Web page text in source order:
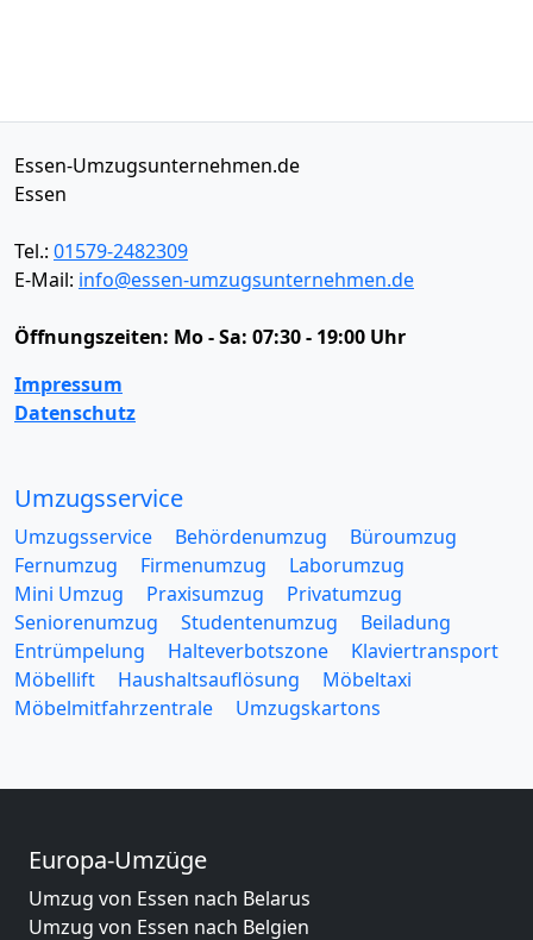
Essen-Umzugsunternehmen.de
Essen
Tel.: 01579-2482309
E-Mail: info@essen-umzugsunternehmen.de
Öffnungszeiten: Mo - Sa: 07:30 - 19:00 Uhr
Impressum
Datenschutz
Umzugsservice
Umzugsservice Behördenumzug
Büroumzug
Fernumzug
Firmenumzug
Laborumzug
Mini Umzug
Praxisumzug
Privatumzug
Seniorenumzug
Studentenumzug
Beiladung
Entrümpelung
Halteverbotszone
Klaviertransport
Möbellift
Haushaltsauflösung
Möbeltaxi
Möbelmitfahrzentrale
Umzugskartons
Europa-Umzüge
Umzug von Essen nach Belarus
Umzug von Essen nach Belgien